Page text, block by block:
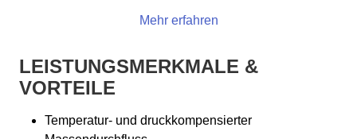
Mehr erfahren
LEISTUNGSMERKMALE &
VORTEILE
Temperatur- und druckkompensierter